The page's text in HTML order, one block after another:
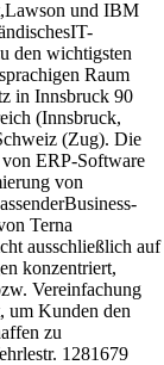
und IBM
den wichtigsten
Raum
in Innsbruck 90
(Innsbruck,
(Zug). Die
ERP-Software
von
Terna
ausschließlich auf
konzentriert,
Vereinfachung
um Kunden den
zu
1281679